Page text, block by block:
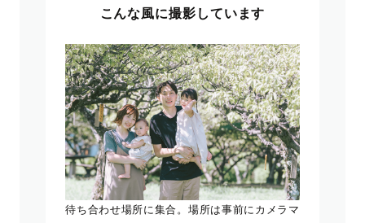
こんな風に撮影しています
待ち合わせ場所に集合。場所は事前にカメラマ